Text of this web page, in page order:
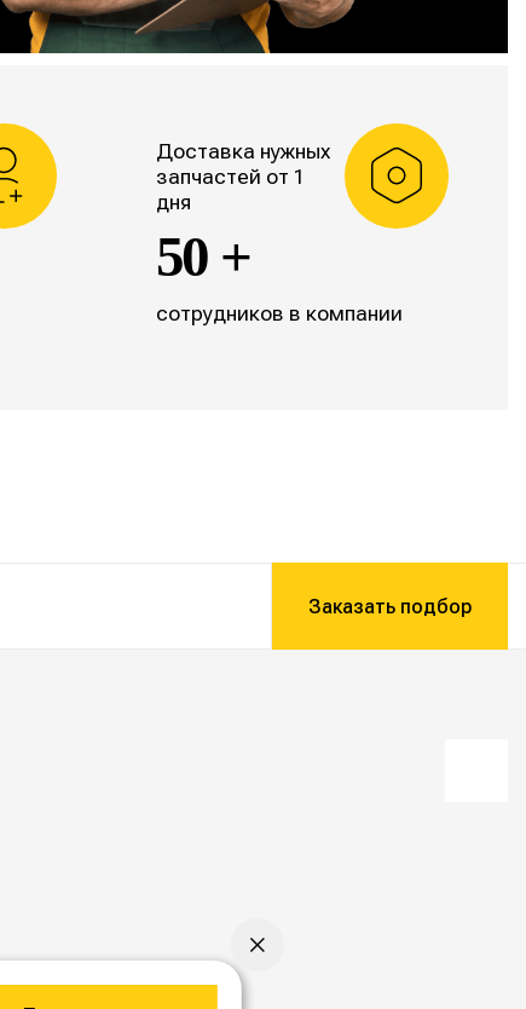
Доставка нужных
запчастей от 1
дня
50 +
сотрудников в компании
Заказать подбор